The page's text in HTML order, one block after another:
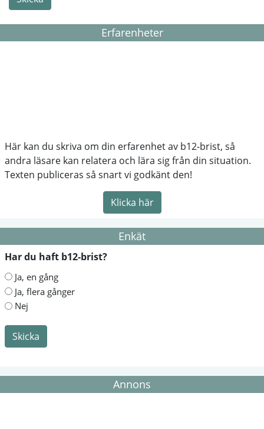
Erfarenheter
Här kan du skriva om din erfarenhet av b12-brist, så
andra läsare kan relatera och lära sig från din situation.
Texten publiceras så snart vi godkänt den!
Klicka här
Enkät
Har du haft b12-brist?
Ja, en gång
Ja, flera gånger
Nej
Skicka
Annons